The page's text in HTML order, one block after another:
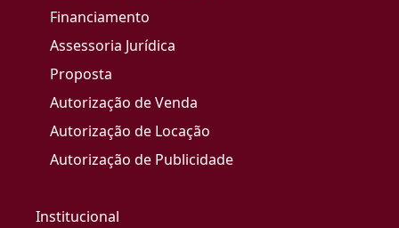
Financiamento
Assessoria Jurídica
Proposta
Autorização de Venda
Autorização de Locação
Autorização de Publicidade
Institucional